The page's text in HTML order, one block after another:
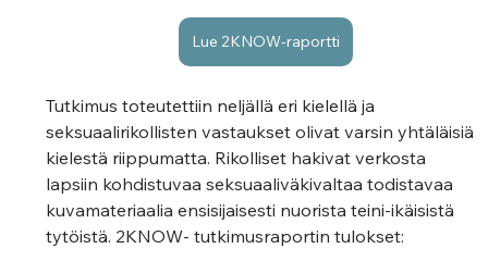
Lue 2KNOW-raportti
Tutkimus toteutettiin neljällä eri kielellä ja
seksuaalirikollisten vastaukset olivat varsin yhtäläisiä
kielestä riippumatta. Rikolliset hakivat verkosta
lapsiin kohdistuvaa seksuaaliväkivaltaa todistavaa
kuvamateriaalia ensisijaisesti nuorista teini-ikäisistä
tytöistä. 2KNOW- tutkimusraportin tulokset: